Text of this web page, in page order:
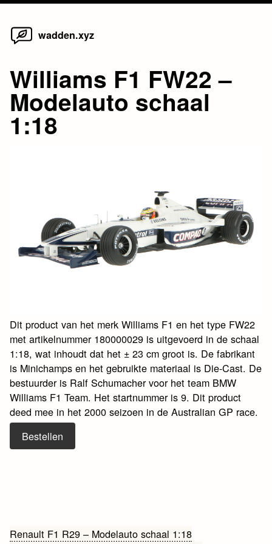
Skip
wadden.xyz
Williams F1 FW22 –
Modelauto schaal
1:18
Dit product van het merk Williams F1 en het type FW22
met artikelnummer 180000029 is uitgevoerd in de schaal
1:18, wat inhoudt dat het ± 23 cm groot is. De fabrikant
is Minichamps en het gebruikte materiaal is Die-Cast. De
bestuurder is Ralf Schumacher voor het team BMW
Williams F1 Team. Het startnummer is 9. Dit product
deed mee in het 2000 seizoen in de Australian GP race.
Bestellen
Bericht
Renault F1 R29 – Modelauto schaal 1:18